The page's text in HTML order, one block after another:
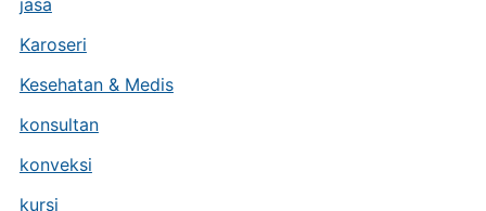
jasa
Karoseri
Kesehatan & Medis
konsultan
konveksi
kursi